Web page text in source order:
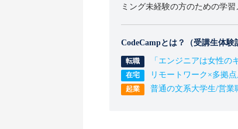
ミング未経験の方のための学
CodeCampとは？（受講生体験
「エンジニアは女性
リモートワーク×多拠
普通の文系大学生/営業